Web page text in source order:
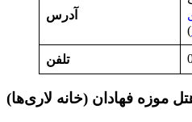
آدرس
)
تلفن
موزه فهادان (خانه لاری‌ها)